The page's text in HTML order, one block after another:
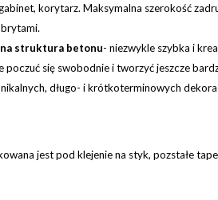
korytarz. Maksymalna szerokość
struktura betonu- niezwykle szybka i
poczuć się swobodnie i tworzyć jeszcze
długo- i krótkoterminowych
jest pod klejenie na styk, pozstałe